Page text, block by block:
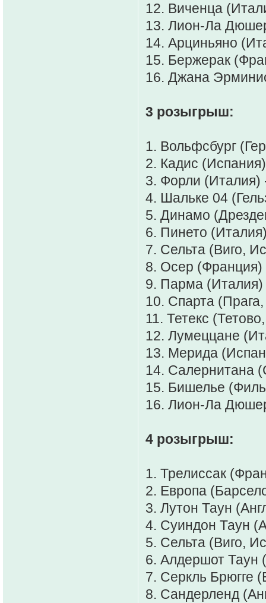
12. Виченца
13. Лион-Ла
14. Арциньяно
15. Бержерак
16. Джана
3 розыгрыш:
1. Вольфсбург
2. Кадис
3. Форли (Италия)
4. Шальке 04
5. Динамо
6. Пинето
7. Сельта (Виго,
8. Осер (Франция)
9. Парма
10. Спарта
11. Тетекс
12. Лумеццане
13. Мерида
14. Салернитана
15. Бишелье
16. Лион-Ла
4 розыгрыш:
1. Трелиссак
2. Европа
3. Лутон Таун
4. Суиндон Таун
5. Сельта (Виго,
6. Алдершот Таун
7. Серкль Брюгге
8. Сандерленд